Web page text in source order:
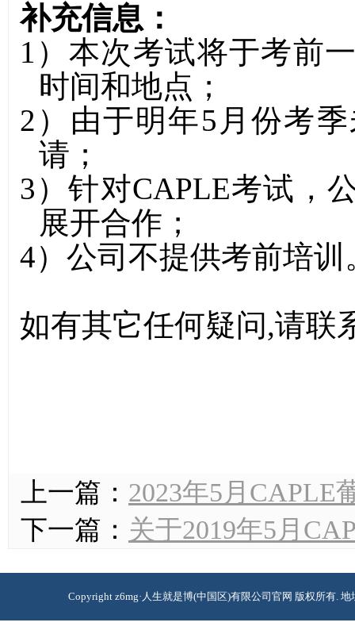
补充信息：
1） 本次考试将于考前
时间和地点；
2） 由于明年5 月份考
请；
3）针对CAPLE考试，
展开合作；
4） 公司不提供考前培训
如有其它任何疑问,请联
上一篇： 2023年5月CAPLE
下一篇： 关于2019年5月
Copyright z6mg·人生就是博(中国区)有限公司官网 版权所有.